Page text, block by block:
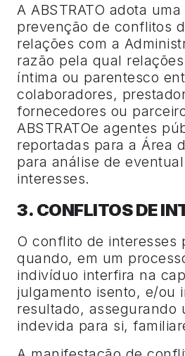
A ABSTRATO adota
prevenção de conflitos
relações com a
razão pela qual
íntima ou parentesco
colaboradores,
fornecedores ou
ABSTRATOe agentes
reportadas para a Área
para análise de
interesses.
3. CONFLITOS DE
O conflito de interesses
quando, em um
indivíduo interfira na
julgamento isento, e/ou
resultado, assegurando
indevida para si,